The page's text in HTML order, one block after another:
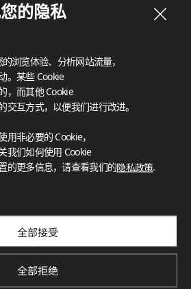
与最新新闻和趋势
的隐私
浏览体验、分析网站流量，
。某些 Cookie
，而其他 Cookie
交互方式，以便我们进行改进。
非必要的 Cookie，
我们如何使用 Cookie
的更多信息，请查看我们的隐私政策.
全部接受
全部拒绝